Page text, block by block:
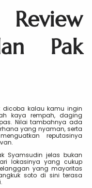
Review
Pak
dicoba kalau kamu ingin
kaya rempah, daging
Nilai tambahnya ada
yang nyaman, serta
reputasinya
Syamsudin jelas bukan
lokasinya yang cukup
yang mayoritas
soto di sini terasa